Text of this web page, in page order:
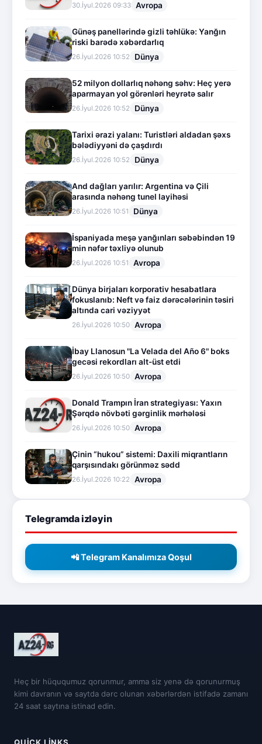
30.İyul.2026 09:33 Avropa
Günəş panellərində gizli təhlükə: Yanğın
riski barədə xəbərdarlıq
26.İyul.2026 10:52 Dünya
52 milyon dollarlıq nəhəng səhv: Heç yerə
aparmayan yol görənləri heyrətə salır
26.İyul.2026 10:52 Dünya
Tarixi ərazi yalanı: Turistləri aldadan şəxs
bələdiyyəni də çaşdırdı
26.İyul.2026 10:52 Dünya
And dağları yarılır: Argentina və Çili
arasında nəhəng tunel layihəsi
26.İyul.2026 10:51 Dünya
İspaniyada meşə yanğınları səbəbindən 19
min nəfər təxliyə olunub
26.İyul.2026 10:51 Avropa
Dünya birjaları korporativ hesabatlara
fokuslanıb: Neft və faiz dərəcələrinin təsiri
altında cari vəziyyət
26.İyul.2026 10:50 Avropa
İbay Llanosun "La Velada del Año 6" boks
gecəsi rekordları alt-üst etdi
26.İyul.2026 10:50 Avropa
Donald Trampın İran strategiyası: Yaxın
Şərqdə növbəti gərginlik mərhələsi
26.İyul.2026 10:50 Avropa
Çinin “hukou” sistemi: Daxili miqrantların
qarşısındakı görünməz sədd
26.İyul.2026 10:22 Avropa
Telegramda izləyin
📲 Telegram Kanalımıza Qoşul
Heç bir hüququmuz qorunmur, amma siz yenə də qorunurmuş
kimi davranın və saytda dərc olunan xəbərlərdən istifadə zamanı
24 saat saytına istinad edin.